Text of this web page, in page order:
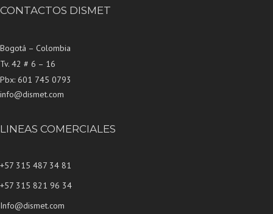
CONTACTOS DISMET
Bogotá – Colombia
Tv. 42 # 6 – 16
Pbx: 601 745 0793
info@dismet.com
LINEAS COMERCIALES
+57 315 487 34 81
+57 315 821 96 34
Info@dismet.com